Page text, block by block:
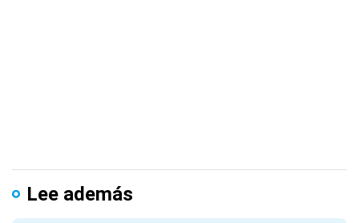
Lee además